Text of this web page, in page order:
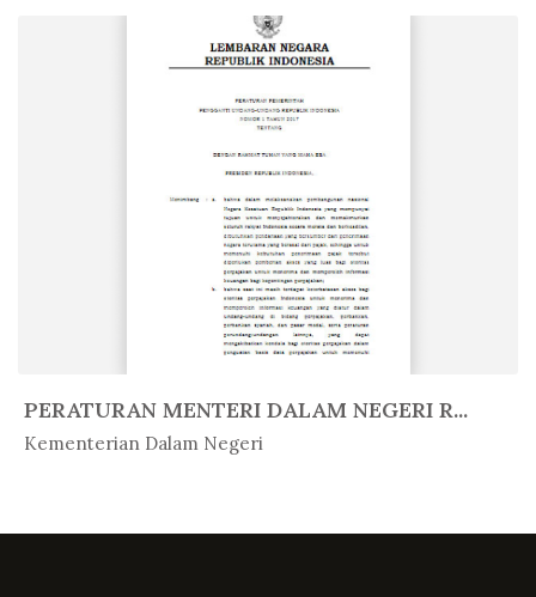
PERATURAN MENTERI DALAM NEGERI R...
Kementerian Dalam Negeri
In Peratur...